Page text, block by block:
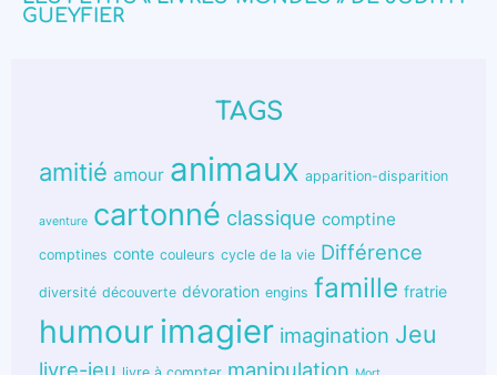
GUEYFIER
TAGS
amitié amour animaux apparition-disparition
aventure cartonné classique comptine
comptines conte couleurs cycle de la vie Différence
diversité découverte dévoration engins famille fratrie
humour imagier imagination Jeu
livre-jeu manipulation